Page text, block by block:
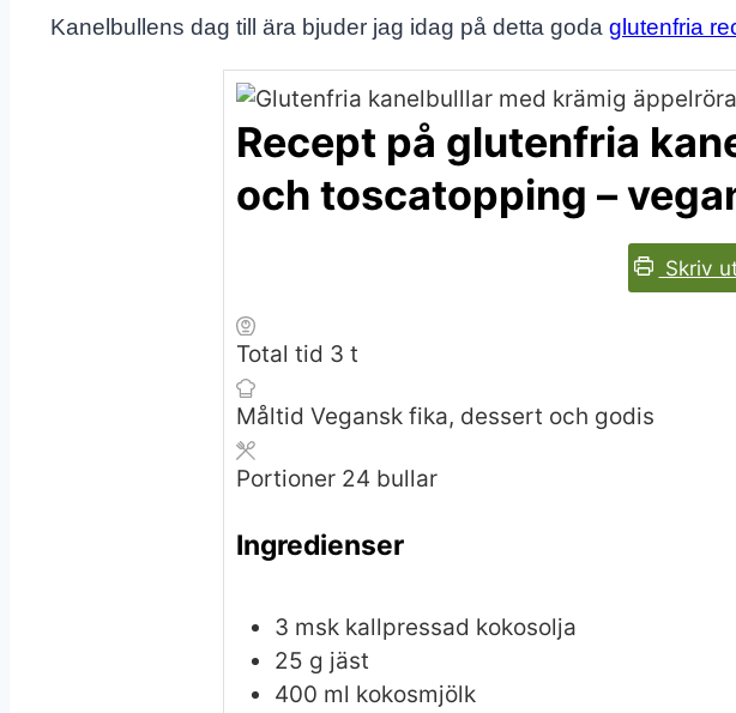
Kanelbullens dag till ära bjuder jag idag på detta godaglutenfria
Recept på glutenfria
och toscatopping –
Skriv
Total tid 3 timmar
t
Måltid Vegansk fika, dessert och godis
Portioner 24 bullar
Ingredienser
3 msk kallpressad kokosolja
25 g jäst
400 ml kokosmjölk